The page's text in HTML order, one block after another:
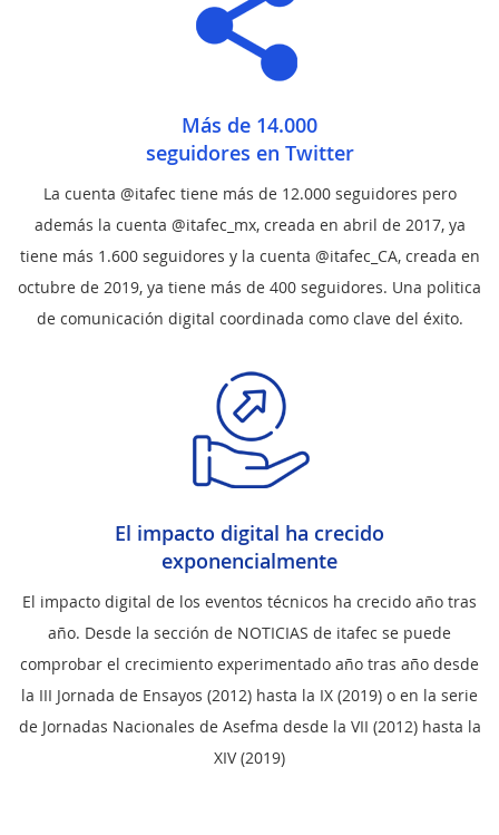
Más de 14.000
seguidores en Twitter
La cuenta @itafec tiene más de 12.000 seguidores pero
además la cuenta @itafec_mx, creada en abril de 2017, ya
tiene más 1.600 seguidores y la cuenta @itafec_CA, creada en
octubre de 2019, ya tiene más de 400 seguidores. Una politica
de comunicación digital coordinada como clave del éxito.
El impacto digital ha crecido
exponencialmente
El impacto digital de los eventos técnicos ha crecido año tras
año. Desde la sección de NOTICIAS de itafec se puede
comprobar el crecimiento experimentado año tras año desde
la III Jornada de Ensayos (2012) hasta la IX (2019) o en la serie
de Jornadas Nacionales de Asefma desde la VII (2012) hasta la
XIV (2019)